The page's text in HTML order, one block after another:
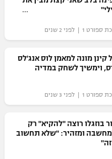
1 | לפני 2 שנים
קינן מונה למאמן לוס אנג'לס
וימשיך לשחק במדיה
1 | לפני 3 שנים
בוזגלו רוצה "להקיא" רק
ומזהיר: "שלא תחשוב